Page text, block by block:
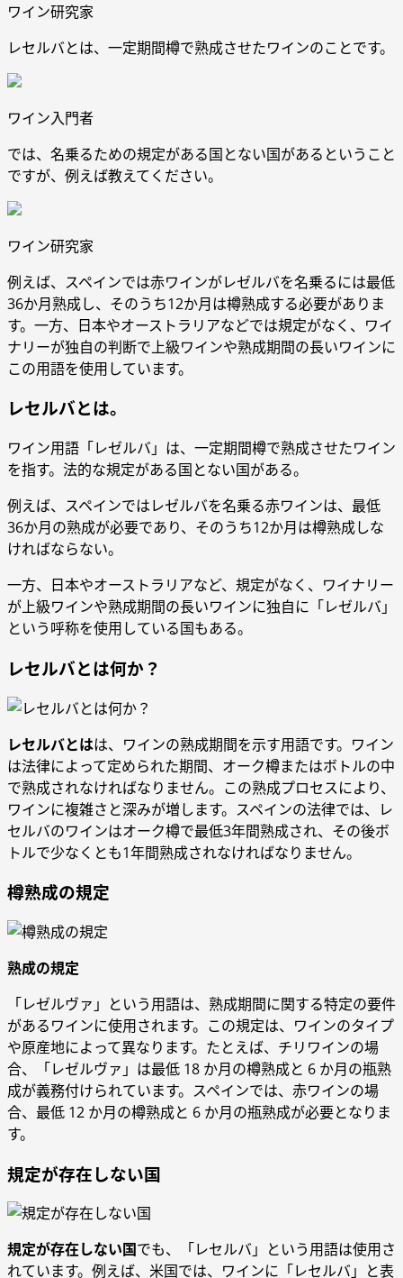
ワイン研究家
レセルバとは、一定期間樽で熟成させたワインのことです。
ワイン入門者
では、名乗るための規定がある国とない国があるということ
ですが、例えば教えてください。
ワイン研究家
例えば、スペインでは赤ワインがレゼルバを名乗るには最低
36か月熟成し、そのうち12か月は樽熟成する必要がありま
す。一方、日本やオーストラリアなどでは規定がなく、ワイ
ナリーが独自の判断で上級ワインや熟成期間の長いワインに
この用語を使用しています。
レセルバとは。
ワイン用語「レゼルバ」は、一定期間樽で熟成させたワイン
を指す。法的な規定がある国とない国がある。
例えば、スペインではレゼルバを名乗る赤ワインは、最低
36か月の熟成が必要であり、そのうち12か月は樽熟成しな
ければならない。
一方、日本やオーストラリアなど、規定がなく、ワイナリー
が上級ワインや熟成期間の長いワインに独自に「レゼルバ」
という呼称を使用している国もある。
レセルバとは何か？
レセルバとはは、ワインの熟成期間を示す用語です。ワイン
は法律によって定められた期間、オーク樽またはボトルの中
で熟成されなければなりません。この熟成プロセスにより、
ワインに複雑さと深みが増します。スペインの法律では、レ
セルバのワインはオーク樽で最低3年間熟成され、その後ボ
トルで少なくとも1年間熟成されなければなりません。
樽熟成の規定
熟成の規定
「レゼルヴァ」という用語は、熟成期間に関する特定の要件
があるワインに使用されます。この規定は、ワインのタイプ
や原産地によって異なります。たとえば、チリワインの場
合、「レゼルヴァ」は最低 18 か月の樽熟成と 6 か月の瓶熟
成が義務付けられています。スペインでは、赤ワインの場
合、最低 12 か月の樽熟成と 6 か月の瓶熟成が必要となりま
す。
規定が存在しない国
規定が存在しない国でも、「レセルバ」という用語は使用さ
れています。例えば、米国では、ワインに「レセルバ」と表